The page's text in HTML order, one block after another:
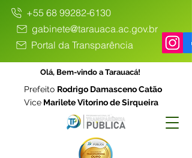
+55 68 99282-6130
gabinete@tarauaca.ac.gov.br
Portal da Transparência
Olá, Bem-vindo a Tarauacá!
Prefeito Rodrigo Damasceno Catão
Vice Marilete Vitorino de Sirqueira